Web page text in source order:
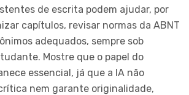
de escrita podem ajudar, por
capítulos, revisar normas da ABNT
adequados, sempre sob
Mostre que o papel do
essencial, já que a IA não
nem garante originalidade,